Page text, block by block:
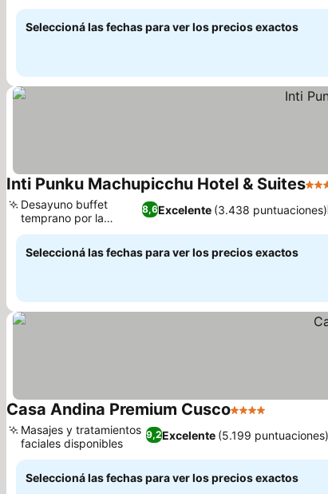
Seleccioná las fechas para ver los precios exactos
Inti Punku Machupicchu Hotel & Suites3
8,6Excelente (3.438 puntuaciones)
Desayuno buffet
temprano por la
mañana
Seleccioná las fechas para ver los precios exactos
Casa Andina Premium Cusco4 Estrellas
9,2Excelente (5.199 puntuaciones)
Masajes y tratamientos
faciales disponibles
Seleccioná las fechas para ver los precios exactos